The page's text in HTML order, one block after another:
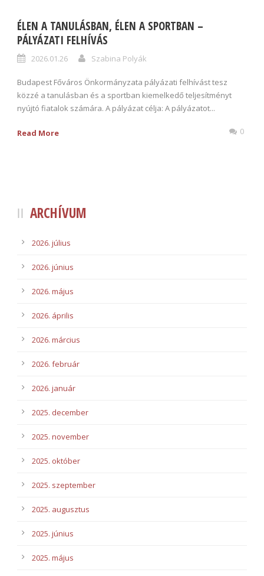
ÉLEN A TANULÁSBAN, ÉLEN A SPORTBAN –
PÁLYÁZATI FELHÍVÁS
2026.01.26 Szabina Polyák
Budapest Főváros Önkormányzata pályázati felhívást tesz
közzé a tanulásban és a sportban kiemelkedő teljesítményt
nyújtó fiatalok számára. A pályázat célja: A pályázatot...
Read More 0
ARCHÍVUM
2026. július
2026. június
2026. május
2026. április
2026. március
2026. február
2026. január
2025. december
2025. november
2025. október
2025. szeptember
2025. augusztus
2025. június
2025. május